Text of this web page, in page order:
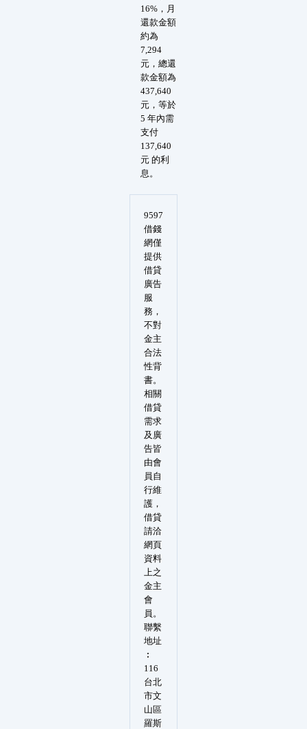
16%，月
還款金額
約為
7,294
元，總還
款金額為
437,640
元，等於
5 年內需
支付
137,640
元 的利
息。
9597
借錢
網僅
提供
借貸
廣告
服
務，
不對
金主
合法
性背
書。
相關
借貸
需求
及廣
告皆
由會
員自
行維
護，
借貸
請洽
網頁
資料
上之
金主
會
員。
聯繫
地址
︰
116
台北
市文
山區
羅斯